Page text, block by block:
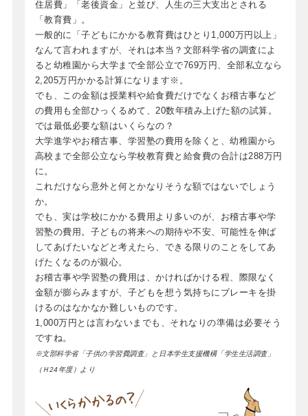
住居費」「老後資金」と並び、人生の三大支出とされる
「教育費」。
一般的に「子どもにかかる教育費はひとり1,000万円以上」
なんて言われますが、それは本当？文部科学省の調査によ
ると幼稚園から大学まで全部公立で769万円、全部私立なら
2,205万円かかる計算になります※。
でも、この金額は授業料や給食費だけでなくお稽古事など
の費用も全部ひっくるめて、20数年積み上げた額の試算。
では最低必要な額はいくらなの？
大学進学やお稽古事、学習塾の費用を除くと、幼稚園から
高校まで全部公立なら学校教育費と給食費の合計は288万円
に。
これだけなら意外と何とかなりそうな額ではないでしょう
か。
でも、実は学校にかかる費用より多いのが、お稽古事や学
習塾の費用。子どもの将来への期待や不安、可能性を伸ば
してあげたいなどと考えたら、できる限りのことをしてあ
げたくなるのが親心。
お稽古事や学習塾の費用は、かければかける程、際限なく
金額が膨らみますが、子どもを想う気持ちにブレーキを掛
けるのはなかなか難しいものです。
1,000万円とは言わないまでも、それなりの準備は必要そう
ですね。
※文部科学省「子供の学習費調査」と日本学生支援機構「学生生活調査」
（Ｈ24年度）より